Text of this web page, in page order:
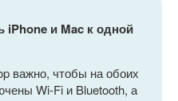
и Mac к одной
важно, чтобы на обоих
Wi-Fi и Bluetooth, а